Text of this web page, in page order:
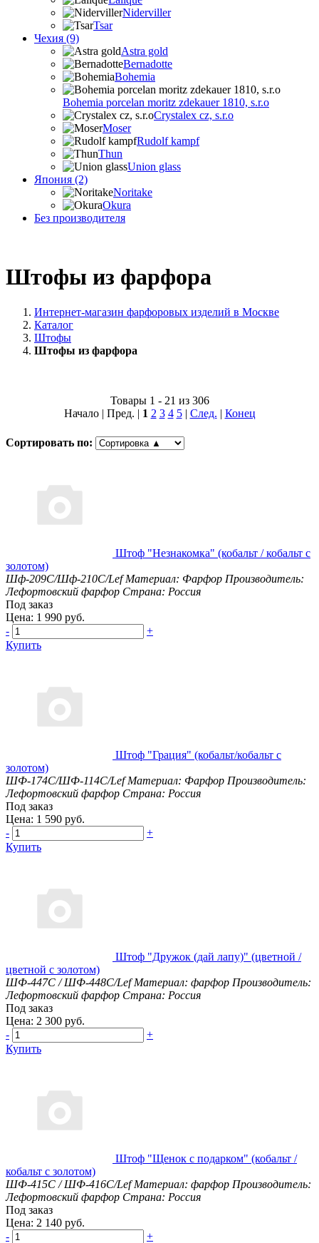
Niderviller
Tsar
Чехия (9)
Astra gold
Bernadotte
Bohemia
Bohemia porcelan moritz zdekauer 1810, s.r.o
Crystalex cz, s.r.o
Moser
Rudolf kampf
Thun
Union glass
Япония (2)
Noritake
Okura
Без производителя
Штофы из фарфора
Интернет-магазин фарфоровых изделий в Москве
Каталог
Штофы
Штофы из фарфора
Товары 1 - 21 из 306
Начало | Пред. | 1 2 3 4 5| След. | Конец
Сортировать по:
Штоф "Незнакомка" (кобальт / кобальт с
золотом)
Шф-209С/Шф-210С/Lef Материал: Фарфор Производитель:
Лефортовский фарфор Страна: Россия
Под заказ
Цена: 1 990 руб.
-
+
Купить
Штоф "Грация" (кобальт/кобальт с
золотом)
ШФ-174С/ШФ-114С/Lef Материал: Фарфор Производитель:
Лефортовский фарфор Страна: Россия
Под заказ
Цена: 1 590 руб.
-
+
Купить
Штоф "Дружок (дай лапу)" (цветной /
цветной с золотом)
ШФ-447С / ШФ-448С/Lef Материал: фарфор Производитель:
Лефортовский фарфор Страна: Россия
Под заказ
Цена: 2 300 руб.
-
+
Купить
Штоф "Щенок с подарком" (кобальт /
кобальт с золотом)
ШФ-415С / ШФ-416С/Lef Материал: фарфор Производитель:
Лефортовский фарфор Страна: Россия
Под заказ
Цена: 2 140 руб.
-
+